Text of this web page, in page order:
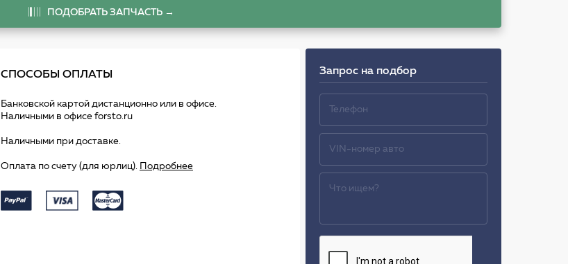
ПОДОБРАТЬ ЗАПЧАСТЬ →
СПОСОБЫ ОПЛАТЫ
Банковской картой дистанционно или в офисе.
Наличными в офисе forsto.ru
Наличными при доставке.
Оплата по счету (для юрлиц). Подробнее
Запрос на подбор